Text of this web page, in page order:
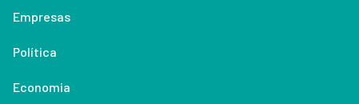
Empresas
Política
Economia